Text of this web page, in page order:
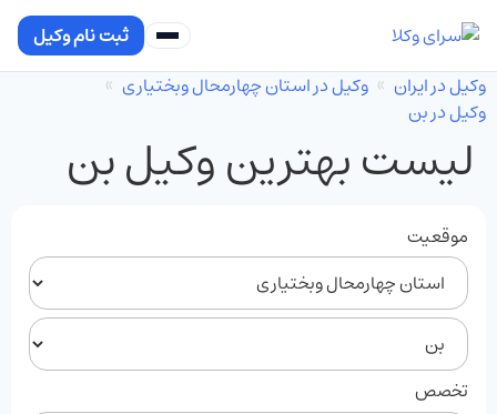
ثبت نام وکیل
وکیل در ایران
وکیل در استان چهارمحال وبختیاری
وکیل در بن
لیست بهترین وکیل بن
موقعیت
تخصص